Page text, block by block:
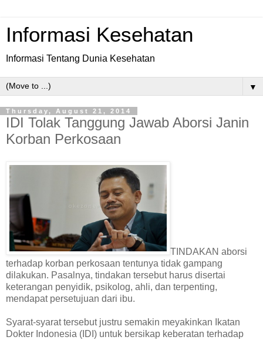
Informasi Kesehatan
Informasi Tentang Dunia Kesehatan
▼
Thursday, August 21, 2014
IDI Tolak Tanggung Jawab Aborsi Janin
Korban Perkosaan
TINDAKAN aborsi
terhadap korban perkosaan tentunya tidak gampang
dilakukan. Pasalnya, tindakan tersebut harus disertai
keterangan penyidik, psikolog, ahli, dan terpenting,
mendapat persetujuan dari ibu.
Syarat-syarat tersebut justru semakin meyakinkan Ikatan
Dokter Indonesia (IDI) untuk bersikap keberatan terhadap